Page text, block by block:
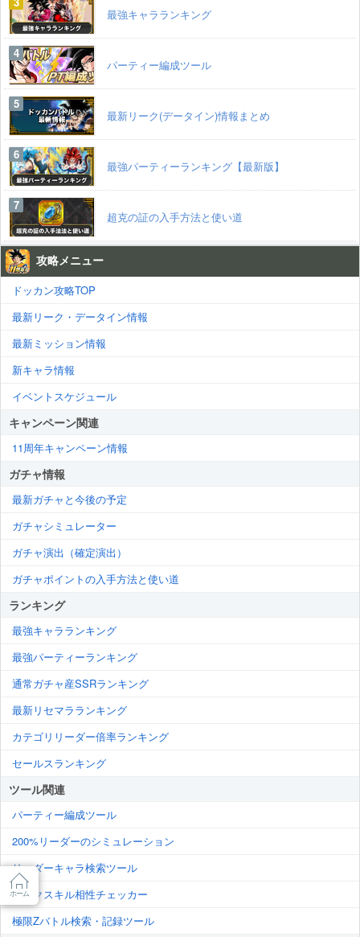
攻略メニュー
ドッカン攻略TOP
最新リーク・データイン情報
最新ミッション情報
新キャラ情報
イベントスケジュール
キャンペーン関連
11周年キャンペーン情報
ガチャ情報
最新ガチャと今後の予定
ガチャシミュレーター
ガチャ演出（確定演出）
ガチャポイントの入手方法と使い道
ランキング
最強キャラランキング
最強パーティーランキング
通常ガチャ産SSRランキング
最新リセマラランキング
カテゴリリーダー倍率ランキング
セールスランキング
ツール関連
パーティー編成ツール
200%リーダーのシミュレーション
リーダーキャラ検索ツール
リンクスキル相性チェッカー
極限Zバトル検索・記録ツール
最強キャラランキング
パーティー編成ツール
最新リーク(データイン)情報まとめ
最強パーティーランキング【最新版】
超克の証の入手方法と使い道
ホーム